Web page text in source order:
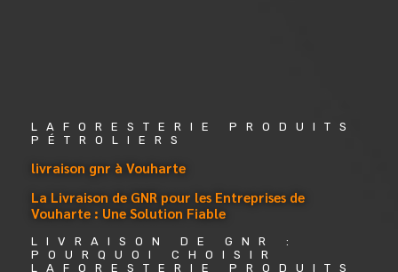
LAFORESTERIE PRODUITS
PÉTROLIERS
livraison gnr à Vouharte
La Livraison de GNR pour les Entreprises de
Vouharte : Une Solution Fiable
LIVRAISON DE GNR :
POURQUOI CHOISIR
LAFORESTERIE PRODUITS